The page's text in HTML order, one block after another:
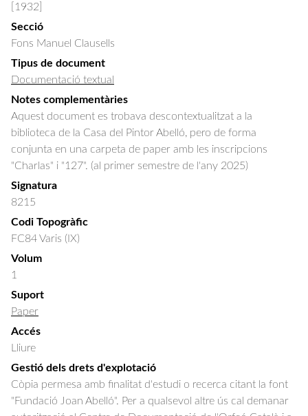
[1932]
Secció
Fons Manuel Clausells
Tipus de document
Documentació textual
Notes complementàries
Aquest document es trobava descontextualitzat a la
biblioteca de la Casa del Pintor Abelló, pero de forma
conjunta en una carpeta de paper amb les inscripcions
"Charlas" i "127". (al primer semestre de l'any 2025)
Signatura
8215
Codi Topogràfic
FC84 Varis (IX)
Volum
1
Suport
Paper
Accés
Lliure
Gestió dels drets d'explotació
Còpia permesa amb finalitat d'estudi o recerca citant la font
"Fundació Joan Abelló". Per a qualsevol altre ús cal demanar